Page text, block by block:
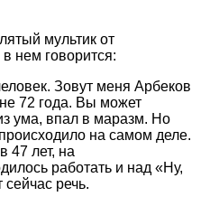
мультик от
нем говорится:
Зовут меня Арбеков
72 года. Вы может
ума, впал в маразм. Но
на самом деле.
47 лет, на
работать и над
Ну,
сейчас речь.